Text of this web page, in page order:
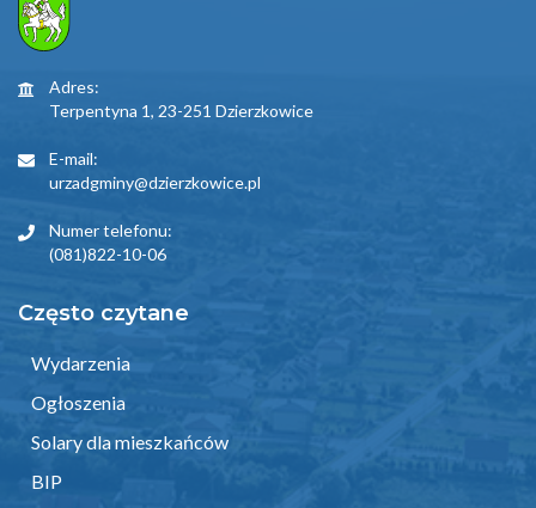
Adres:
Terpentyna 1, 23-251 Dzierzkowice
E-mail:
urzadgminy@dzierzkowice.pl
Numer telefonu:
(081)822-10-06
Często czytane
Wydarzenia
Ogłoszenia
Solary dla mieszkańców
BIP